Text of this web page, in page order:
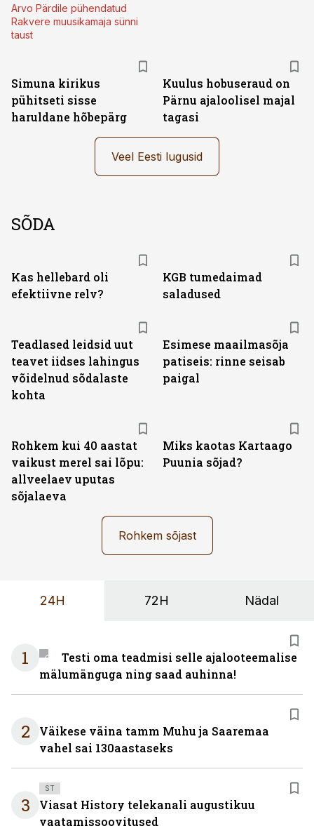
Arvo Pärdile pühendatud
Rakvere muusikamaja sünni
taust
Simuna kirikus
pühitseti sisse
haruldane hõbepärg
Kuulus hobuseraud on
Pärnu ajaloolisel majal
tagasi
Veel Eesti lugusid
SÕDA
Kas hellebard oli
efektiivne relv?
KGB tumedaimad
saladused
Teadlased leidsid uut
teavet iidses lahingus
võidelnud sõdalaste
kohta
Esimese maailmasõja
patiseis: rinne seisab
paigal
Rohkem kui 40 aastat
vaikust merel sai lõpu:
allveelaev uputas
sõjalaeva
Miks kaotas Kartaago
Puunia sõjad?
Rohkem sõjast
24H 72H Nädal
1
Testi oma teadmisi selle ajalooteemalise
mälumänguga ning saad auhinna!
2
Väikese väina tamm Muhu ja Saaremaa
vahel sai 130aastaseks
3
ST
Viasat History telekanali augustikuu
vaatamissoovitused